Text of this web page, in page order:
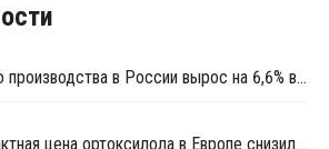
Индекс химического производства в России вырос на 6,6% в январе - ноябре
Декабрьская контрактная цена ортоксилола в Европе снизилась на EUR15 за тонну